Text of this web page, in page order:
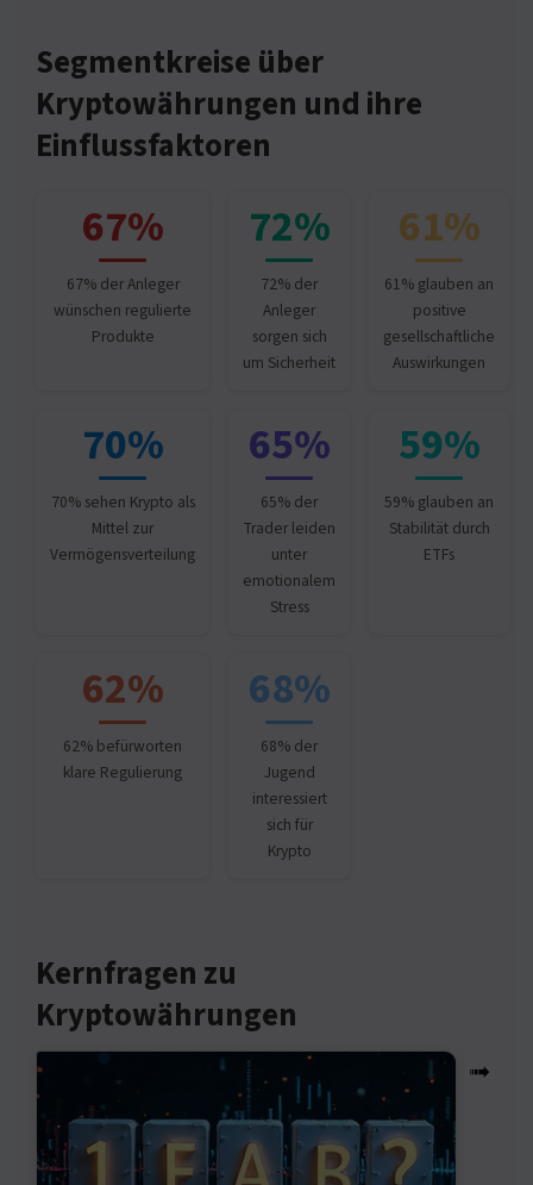
Segmentkreise über
Kryptowährungen und ihre
Einflussfaktoren
67%
67% der Anleger
wünschen regulierte
Produkte
72%
72% der
Anleger
sorgen sich
um Sicherheit
61%
61% glauben an
positive
gesellschaftliche
Auswirkungen
70%
70% sehen Krypto als
Mittel zur
Vermögensverteilung
65%
65% der
Trader leiden
unter
emotionalem
Stress
59%
59% glauben an
Stabilität durch
ETFs
62%
62% befürworten
klare Regulierung
68%
68% der
Jugend
interessiert
sich für
Krypto
Kernfragen zu
Kryptowährungen
➟